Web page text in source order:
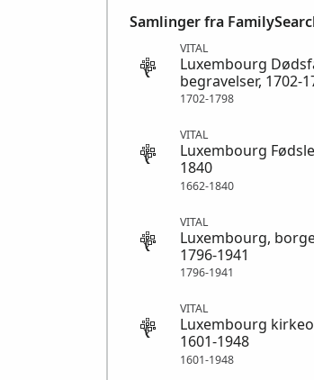
Samlinger fra
VITAL
Luxembourg
begravelser, 1702-
1702-1798
VITAL
Luxembourg
1840
1662-1840
VITAL
Luxembourg,
1796-1941
1796-1941
VITAL
Luxembourg
1601-1948
1601-1948